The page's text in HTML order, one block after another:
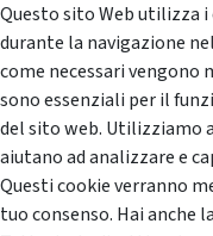
Questo sito Web utilizza
durante la navigazione
come necessari
sono essenziali per il
del sito web. Utilizziamo
aiutano ad analizzare e
Questi cookie verranno
tuo consenso. Hai anche